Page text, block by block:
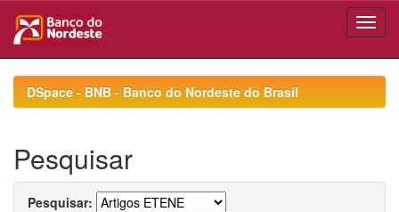
navigationDSpace - BNB - Banco do Nordeste do Brasil
Pesquisar
Pesquisar: